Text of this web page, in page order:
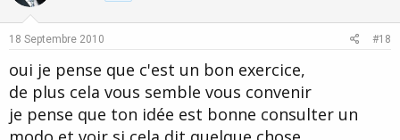
t
v
e
18 Septembre 2010 #18
oui je pense que c'est un bon exercice,
de plus cela vous semble vous convenir
je pense que ton idée est bonne consulter un